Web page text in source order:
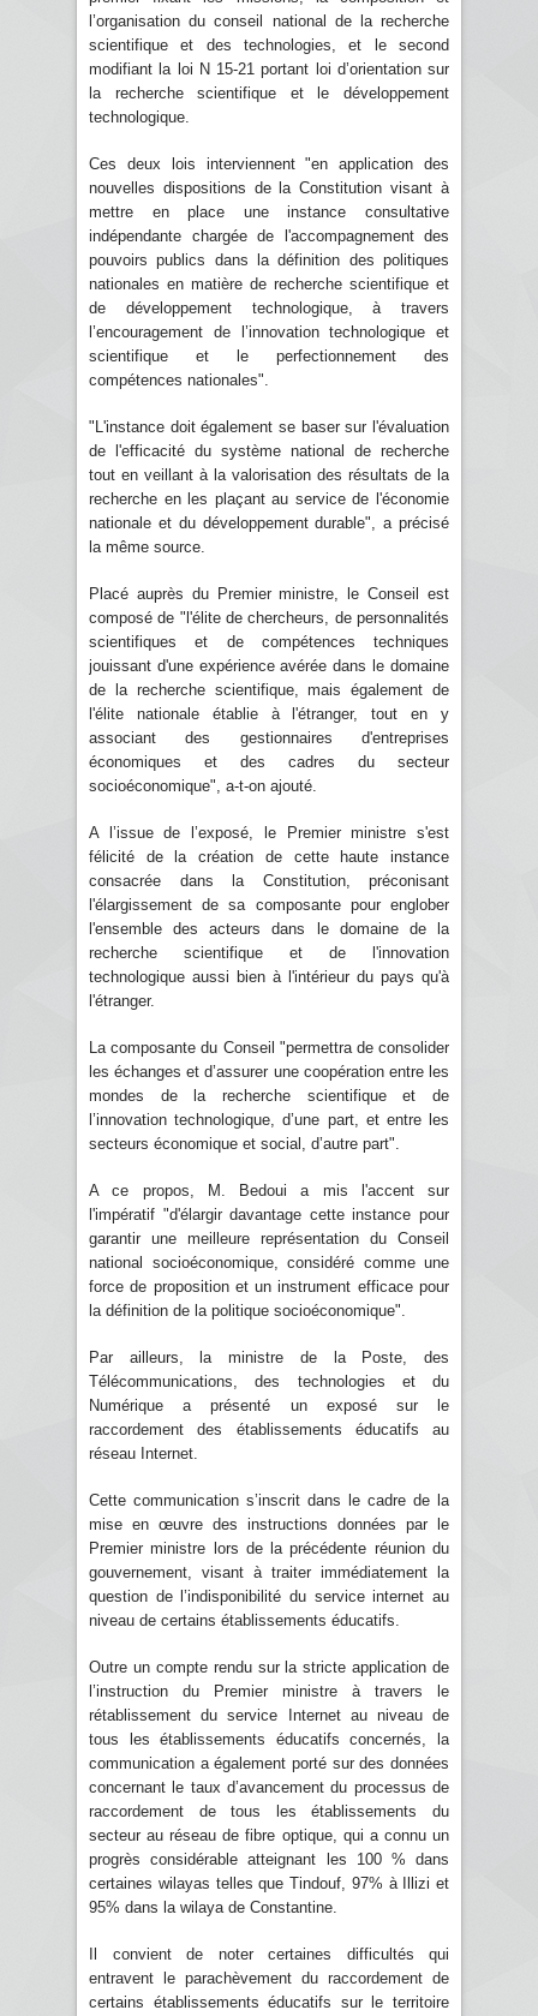
l’organisation du conseil national de la recherche
scientifique et des technologies, et le second
modifiant la loi N 15-21 portant loi d’orientation sur
la recherche scientifique et le développement
technologique.
Ces deux lois interviennent "en application des
nouvelles dispositions de la Constitution visant à
mettre en place une instance consultative
indépendante chargée de l'accompagnement des
pouvoirs publics dans la définition des politiques
nationales en matière de recherche scientifique et
de développement technologique, à travers
l’encouragement de l’innovation technologique et
scientifique et le perfectionnement des
compétences nationales".
"L'instance doit également se baser sur l'évaluation
de l'efficacité du système national de recherche
tout en veillant à la valorisation des résultats de la
recherche en les plaçant au service de l'économie
nationale et du développement durable", a précisé
la même source.
Placé auprès du Premier ministre, le Conseil est
composé de "l'élite de chercheurs, de personnalités
scientifiques et de compétences techniques
jouissant d'une expérience avérée dans le domaine
de la recherche scientifique, mais également de
l'élite nationale établie à l'étranger, tout en y
associant des gestionnaires d'entreprises
économiques et des cadres du secteur
socioéconomique", a-t-on ajouté.
A l’issue de l’exposé, le Premier ministre s'est
félicité de la création de cette haute instance
consacrée dans la Constitution, préconisant
l'élargissement de sa composante pour englober
l'ensemble des acteurs dans le domaine de la
recherche scientifique et de l'innovation
technologique aussi bien à l'intérieur du pays qu'à
l'étranger.
La composante du Conseil "permettra de consolider
les échanges et d’assurer une coopération entre les
mondes de la recherche scientifique et de
l’innovation technologique, d’une part, et entre les
secteurs économique et social, d’autre part".
A ce propos, M. Bedoui a mis l'accent sur
l'impératif "d'élargir davantage cette instance pour
garantir une meilleure représentation du Conseil
national socioéconomique, considéré comme une
force de proposition et un instrument efficace pour
la définition de la politique socioéconomique".
Par ailleurs, la ministre de la Poste, des
Télécommunications, des technologies et du
Numérique a présenté un exposé sur le
raccordement des établissements éducatifs au
réseau Internet.
Cette communication s’inscrit dans le cadre de la
mise en œuvre des instructions données par le
Premier ministre lors de la précédente réunion du
gouvernement, visant à traiter immédiatement la
question de l’indisponibilité du service internet au
niveau de certains établissements éducatifs.
Outre un compte rendu sur la stricte application de
l’instruction du Premier ministre à travers le
rétablissement du service Internet au niveau de
tous les établissements éducatifs concernés, la
communication a également porté sur des données
concernant le taux d’avancement du processus de
raccordement de tous les établissements du
secteur au réseau de fibre optique, qui a connu un
progrès considérable atteignant les 100 % dans
certaines wilayas telles que Tindouf, 97% à Illizi et
95% dans la wilaya de Constantine.
Il convient de noter certaines difficultés qui
entravent le parachèvement du raccordement de
certains établissements éducatifs sur le territoire